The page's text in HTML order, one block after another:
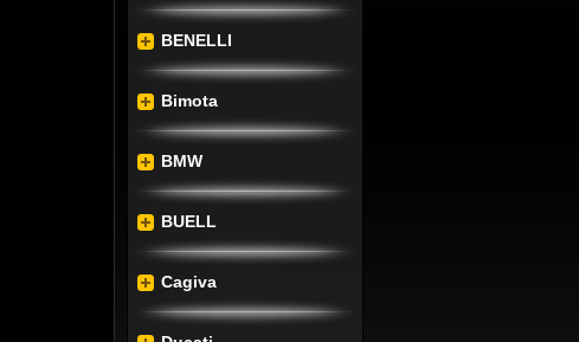
BENELLI
Bimota
BMW
BUELL
Cagiva